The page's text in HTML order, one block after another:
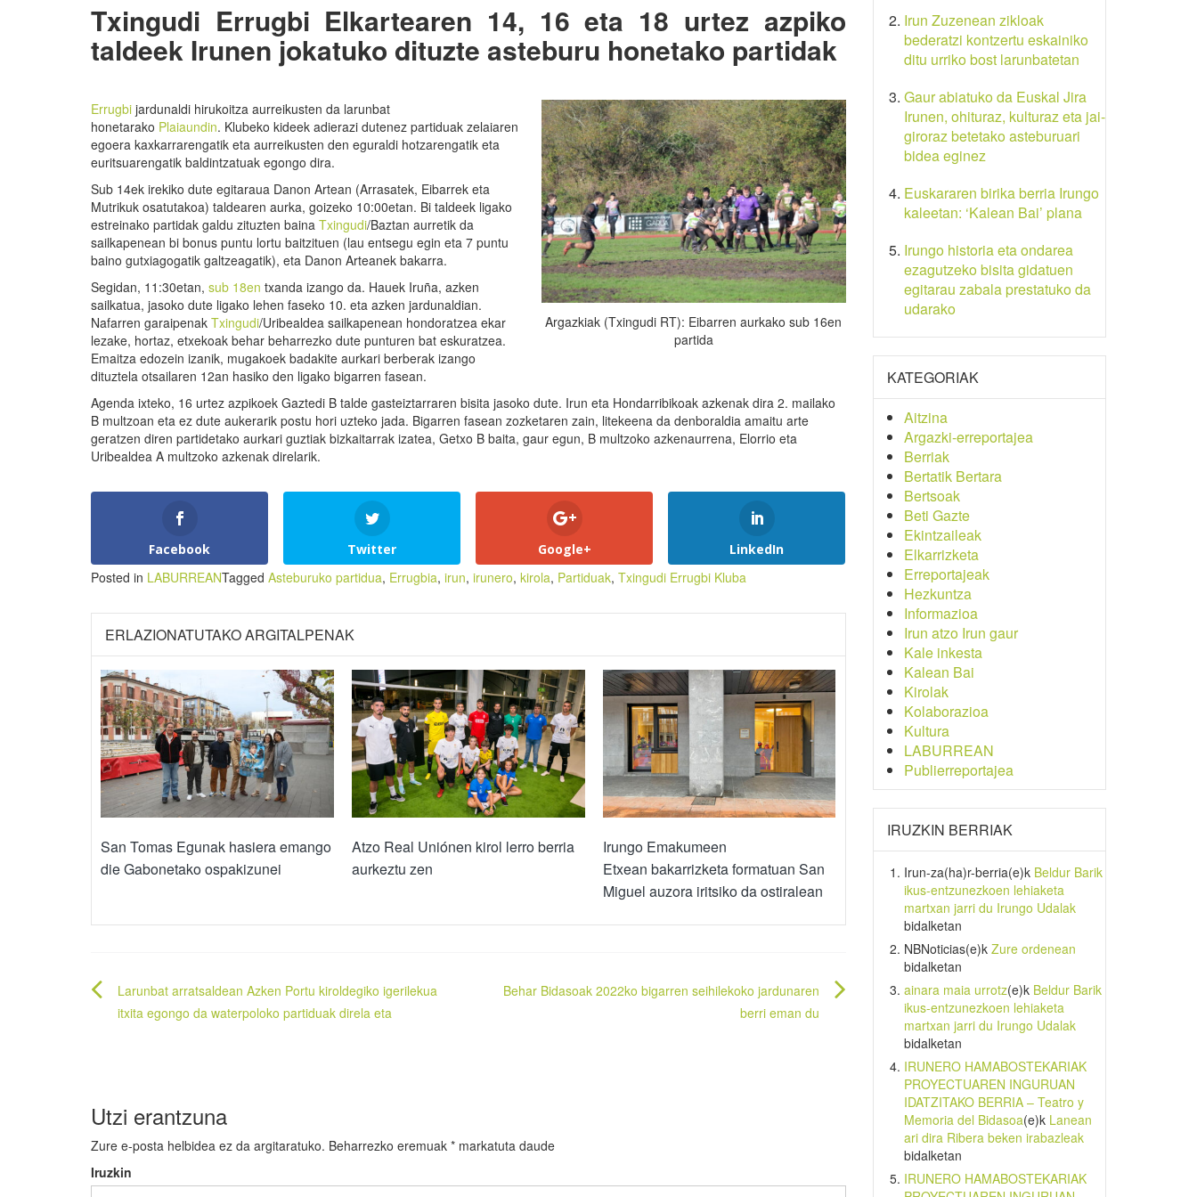
Txingudi Errugbi Elkartearen 14, 16 eta 18 urtez azpiko
taldeek Irunen jokatuko dituzte asteburu honetako partidak
Argazkiak (Txingudi RT): Eibarren aurkako sub 16en
partida
Errugbi jardunaldi hirukoitza aurreikusten da larunbat
honetarako Plaiaundin. Klubeko kideek adierazi dutenez partiduak zelaiaren
egoera kaxkarrarengatik eta aurreikusten den eguraldi hotzarengatik eta
euritsuarengatik baldintzatuak egongo dira.
Sub 14ek irekiko dute egitaraua Danon Artean (Arrasatek, Eibarrek eta
Mutrikuk osatutakoa) taldearen aurka, goizeko 10:00etan. Bi taldeek ligako
estreinako partidak galdu zituzten baina Txingudi/Baztan aurretik da
sailkapenean bi bonus puntu lortu baitzituen (lau entsegu egin eta 7 puntu
baino gutxiagogatik galtzeagatik), eta Danon Arteanek bakarra.
Segidan, 11:30etan, sub 18en txanda izango da. Hauek Iruña, azken
sailkatua, jasoko dute ligako lehen faseko 10. eta azken jardunaldian.
Nafarren garaipenak Txingudi/Uribealdea sailkapenean hondoratzea ekar
lezake, hortaz, etxekoak behar beharrezko dute punturen bat eskuratzea.
Emaitza edozein izanik, mugakoek badakite aurkari berberak izango
dituztela otsailaren 12an hasiko den ligako bigarren fasean.
Agenda ixteko, 16 urtez azpikoek Gaztedi B talde gasteiztarraren bisita jasoko dute. Irun eta Hondarribikoak azkenak dira 2. mailako
B multzoan eta ez dute aukerarik postu hori uzteko jada. Bigarren fasean zozketaren zain, litekeena da denboraldia amaitu arte
geratzen diren partidetako aurkari guztiak bizkaitarrak izatea, Getxo B baita, gaur egun, B multzoko azkenaurrena, Elorrio eta
Uribealdea A multzoko azkenak direlarik.
Facebook Twitter Google+ LinkedIn
Posted in LABURREANTagged Asteburuko partidua, Errugbia, irun, irunero, kirola, Partiduak, Txingudi Errugbi Kluba
ERLAZIONATUTAKO ARGITALPENAK
San Tomas Egunak hasiera emango
die Gabonetako ospakizunei
Atzo Real Uniónen kirol lerro berria
aurkeztu zen
Irungo Emakumeen
Etxean bakarrizketa formatuan San
Miguel auzora iritsiko da ostiralean
Bidalketetan
zehar
Larunbat arratsaldean Azken Portu kiroldegiko igerilekua
itxita egongo da waterpoloko partiduak direla eta
Behar Bidasoak 2022ko bigarren seihilekoko jardunaren
berri eman du
Utzi erantzuna
Zure e-posta helbidea ez da argitaratuko. Beharrezko eremuak * markatuta daude
Iruzkin
Irun Zuzenean zikloak
bederatzi kontzertu eskainiko
ditu urriko bost larunbatetan
Gaur abiatuko da Euskal Jira
Irunen, ohituraz, kulturaz eta jai-
giroraz betetako asteburuari
bidea eginez
Euskararen birika berria Irungo
kaleetan: ‘Kalean Bai’ plana
Irungo historia eta ondarea
ezagutzeko bisita gidatuen
egitarau zabala prestatuko da
udarako
KATEGORIAK
Aitzina
Argazki-erreportajea
Berriak
Bertatik Bertara
Bertsoak
Beti Gazte
Ekintzaileak
Elkarrizketa
Erreportajeak
Hezkuntza
Informazioa
Irun atzo Irun gaur
Kale inkesta
Kalean Bai
Kirolak
Kolaborazioa
Kultura
LABURREAN
Publierreportajea
IRUZKIN BERRIAK
Irun-za(ha)r-berria(e)k Beldur Barik
ikus-entzunezkoen lehiaketa
martxan jarri du Irungo Udalak
bidalketan
NBNoticias(e)k Zure ordenean
bidalketan
ainara maia urrotz(e)k Beldur Barik
ikus-entzunezkoen lehiaketa
martxan jarri du Irungo Udalak
bidalketan
IRUNERO HAMABOSTEKARIAK
PROYECTUAREN INGURUAN
IDATZITAKO BERRIA – Teatro y
Memoria del Bidasoa(e)k Lanean
ari dira Ribera beken irabazleak
bidalketan
IRUNERO HAMABOSTEKARIAK